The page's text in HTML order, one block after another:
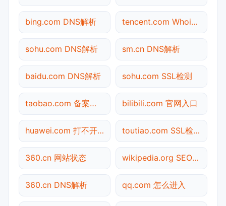
bing.com DNS解析 tencent.com Whois查询
sohu.com DNS解析 sm.cn DNS解析
baidu.com DNS解析 sohu.com SSL检测
taobao.com 备案查询 bilibili.com 官网入口
huawei.com 打不开检测 toutiao.com SSL检测
360.cn 网站状态 wikipedia.org SEO体检
360.cn DNS解析 qq.com 怎么进入